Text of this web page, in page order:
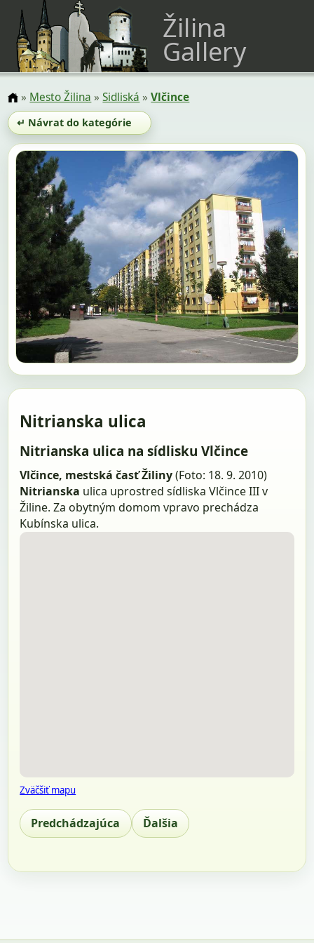
Žilina
Gallery
» Mesto Žilina »Sidliská »Vlčince
↵ Návrat do kategórie
Nitrianska ulica
Nitrianska ulica na sídlisku Vlčince
Vlčince, mestská časť Žiliny(Foto: 18. 9. 2010)
Nitrianska ulica uprostred sídliska Vlčince III v
Žiline. Za obytným domom vpravo prechádza
Kubínska ulica.
Zväčšiť mapu
Predchádzajúca Ďalšia